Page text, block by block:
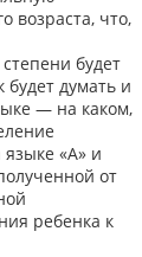
возраста, что,
будет
думать и
— на каком,
«А» и
от
ребенка к